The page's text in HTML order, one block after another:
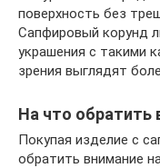
поверхность без
Сапфировый корунд
украшения с такими
зрения выглядят
На что обратить
Покупая изделие с
обратить внимание